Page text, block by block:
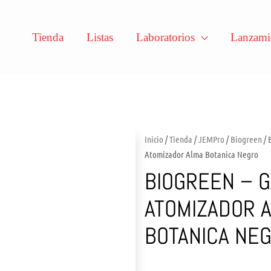
Tienda Listas Laboratorios
Inicio /Tienda /JEMPro /Biogreen /
Atomizador Alma Botanica Negro
BIOGREEN –
ATOMIZADOR
BOTANICA